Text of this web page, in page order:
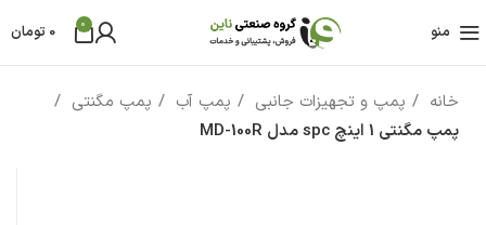
منو 0
0 تومان
خانه پمپ و تجهیزات جانبی پمپ آب
پمپ مگنتی
پمپ مگنتی 1 اینچ spc مدل MD-100R